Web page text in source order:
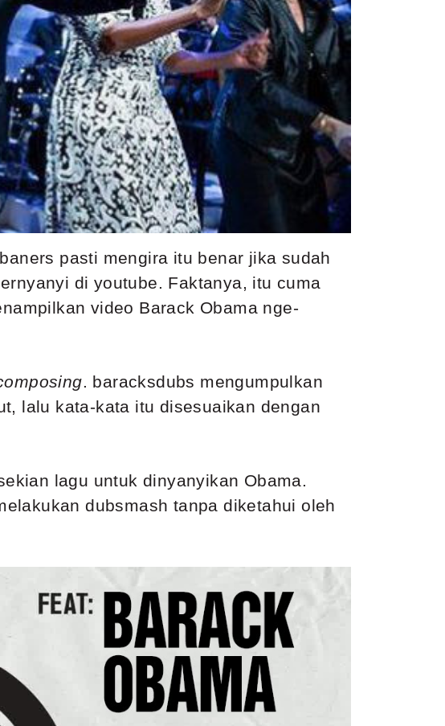
pasti mengira itu benar jika sudah
di youtube. Faktanya, itu cuma
video Barack Obama nge-
. baracksdubs mengumpulkan
lalu kata-kata itu disesuaikan dengan
lagu untuk dinyanyikan Obama.
dubsmash tanpa diketahui oleh